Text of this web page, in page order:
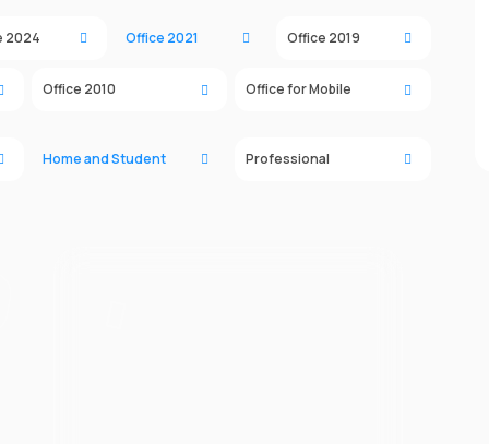
2024 Office 2021 Office 2019
Office 2010 Office for Mobile
Home and Student Professional